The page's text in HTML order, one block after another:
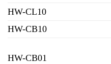
HW-CL10
HW-CB10
HW-CB01